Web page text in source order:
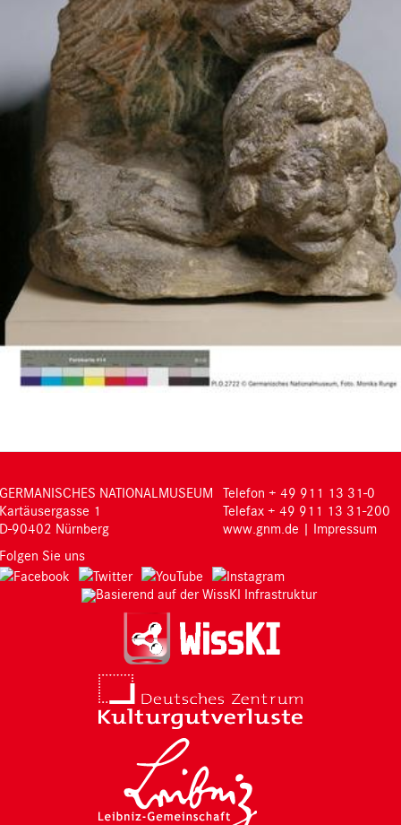
GERMANISCHES NATIONALMUSEUM
Kartäusergasse 1
D-90402 Nürnberg
Telefon + 49 911 13 31-0
Telefax + 49 911 13 31-200
www.gnm.de | Impressum
Folgen Sie uns
Basierend auf der WissKI Infrastruktur